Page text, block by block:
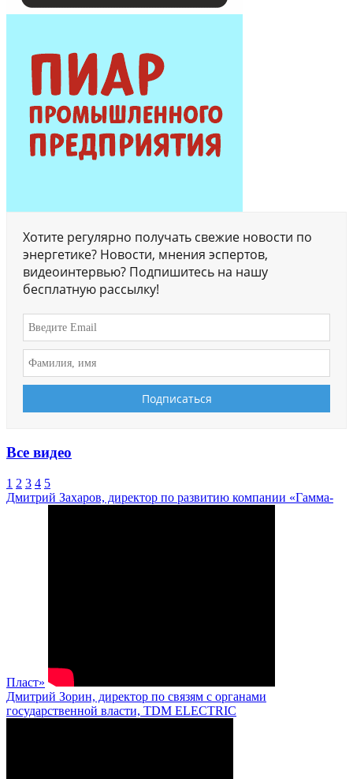
Хотите регулярно получать свежие новости по
энергетике? Новости, мнения эспертов,
видеоинтервью? Подпишитесь на нашу
бесплатную рассылку!
Все видео
1 2 3 4 5
Дмитрий Захаров, директор по развитию компании «Гамма-
Пласт»
Дмитрий Зорин, директор по связям с органами
государственной власти, TDM ELECTRIC